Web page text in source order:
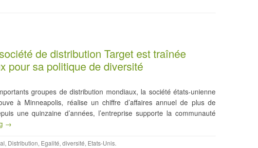
de distribution Target est traînée
pour sa politique de diversité
groupes de distribution mondiaux, la société états-unienne
à Minneapolis, réalise un chiffre d’affaires annuel de plus de
une quinzaine d’années, l’entreprise supporte la communauté
→
, Distribution, Egalité, diversité, Etats-Unis.